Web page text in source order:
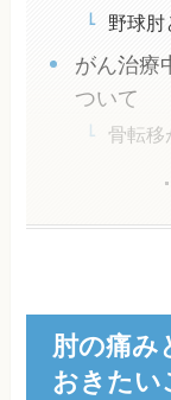
野球肘
がん治療
ついて
骨転移
肘の痛み
おきたい